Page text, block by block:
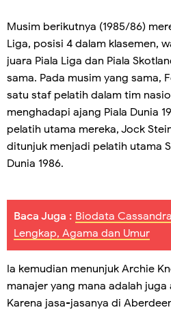
Musim berikutnya (1985/86)
Liga, posisi 4 dalam klasemen,
juara Piala Liga dan Piala
sama. Pada musim yang sama,
satu staf pelatih dalam tim
menghadapi ajang Piala Dunia
pelatih utama mereka, Jock
ditunjuk menjadi pelatih utama
Dunia 1986.
Baca Juga : Biodata
Lengkap, Agama dan Umur
Ia kemudian menunjuk Archie
manajer yang mana adalah
Karena jasa-jasanya di